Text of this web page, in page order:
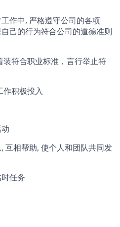
作中, 严格遵守公司的各项
己的行为符合公司的道德准则
符合职业标准，言行举止符
作积极投入
互相帮助, 使个人和团队共同发
任务